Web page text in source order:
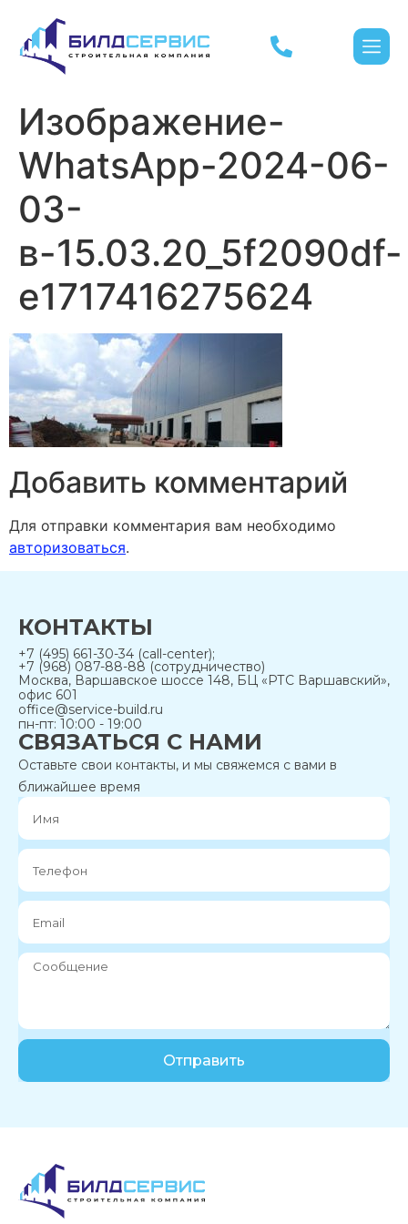
Изображение-
WhatsApp-2024-06-
03-
в-15.03.20_5f2090df-
e1717416275624
Добавить комментарий
Для отправки комментария вам необходимо
авторизоваться.
КОНТАКТЫ
+7 (495) 661-30-34 (call-center);
+7 (968) 087-88-88 (сотрудничество)
Москва, Варшавское шоссе 148, БЦ «РТС Варшавский»,
офис 601
office@service-build.ru
пн-пт: 10:00 - 19:00
СВЯЗАТЬСЯ С НАМИ
Оставьте свои контакты, и мы свяжемся с вами в
ближайшее время
Отправить